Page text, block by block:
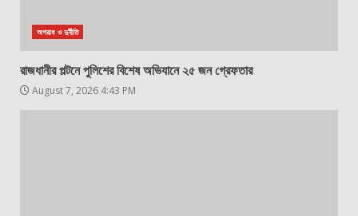
অপরাধ ও দুর্নীতি
রাজধানীর পল্টনে পুলিশের বিশেষ অভিযানে ২৫ জন গ্রেফতার
August 7, 2026 4:43 PM